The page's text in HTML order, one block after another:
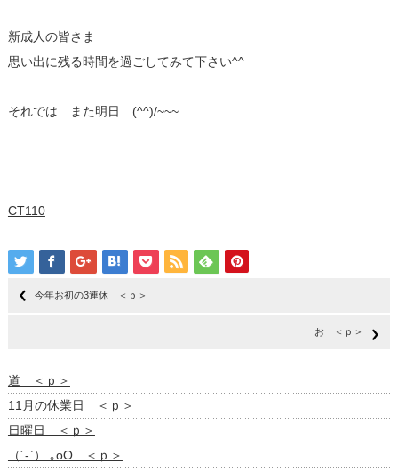
新成人の皆さま
思い出に残る時間を過ごしてみて下さい^^
それでは また明日 (^^)/~~~
CT110
今年お初の3連休 ＜ｐ＞
お ＜ｐ＞
道 ＜ｐ＞
11月の休業日 ＜ｐ＞
日曜日 ＜ｐ＞
（´-`）.｡oO ＜ｐ＞